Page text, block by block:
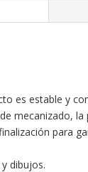
es estable y
mecanizado,
para
dibujos.